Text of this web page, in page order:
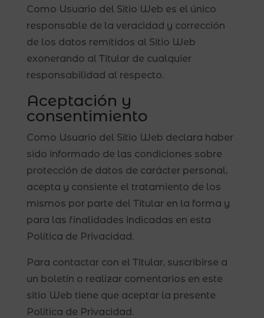
Como Usuario del Sitio Web es el único
responsable de la veracidad y corrección
de los datos remitidos al Sitio Web
exonerando al Titular de cualquier
responsabilidad al respecto.
Aceptación y
consentimiento
Como Usuario del Sitio Web declara haber
sido informado de las condiciones sobre
protección de datos de carácter personal,
acepta y consiente el tratamiento de los
mismos por parte del Titular en la forma y
para las finalidades indicadas en esta
Política de Privacidad.
Para contactar con el Titular, suscribirse a
un boletín o realizar comentarios en este
sitio Web tiene que aceptar la presente
Política de Privacidad.